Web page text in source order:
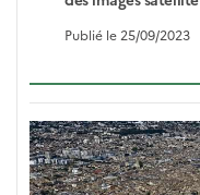
Publié le 25/09/2023